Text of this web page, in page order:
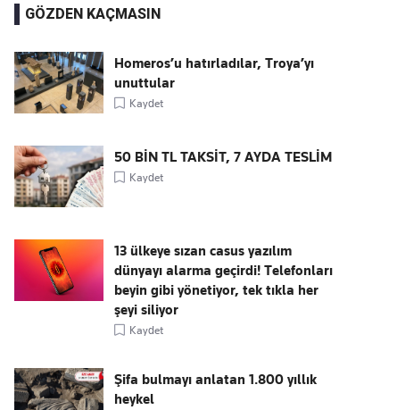
GÖZDEN KAÇMASIN
Homeros’u hatırladılar, Troya’yı
unuttular
Kaydet
50 BİN TL TAKSİT, 7 AYDA TESLİM
Kaydet
13 ülkeye sızan casus yazılım
dünyayı alarma geçirdi! Telefonları
beyin gibi yönetiyor, tek tıkla her
şeyi siliyor
Kaydet
Şifa bulmayı anlatan 1.800 yıllık
heykel